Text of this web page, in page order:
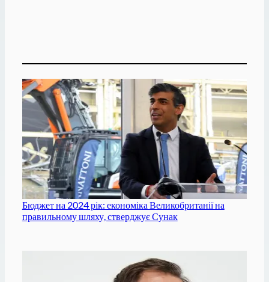
Бюджет на 2024 рік: економіка Великобританії на
правильному шляху, стверджує Сунак